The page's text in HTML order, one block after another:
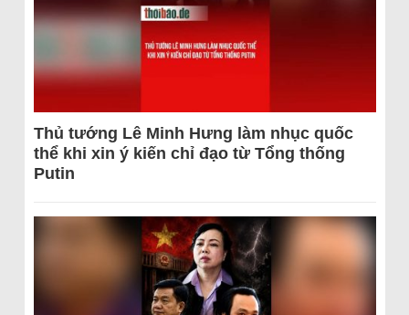
Thủ tướng Lê Minh Hưng làm nhục quốc
thể khi xin ý kiến chỉ đạo từ Tổng thống
Putin